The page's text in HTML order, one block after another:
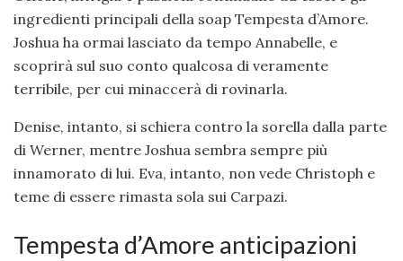
ingredienti principali della soap Tempesta d’Amore.
Joshua ha ormai lasciato da tempo Annabelle, e
scoprirà sul suo conto qualcosa di veramente
terribile, per cui minaccerà di rovinarla.
Denise, intanto, si schiera contro la sorella dalla parte
di Werner, mentre Joshua sembra sempre più
innamorato di lui. Eva, intanto, non vede Christoph e
teme di essere rimasta sola sui Carpazi.
Tempesta d’Amore anticipazioni